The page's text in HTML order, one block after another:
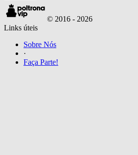
© 2016 - 2026
Links úteis
Sobre Nós
·
Faça Parte!